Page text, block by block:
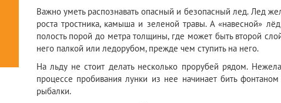
Важно уметь распознавать опасный и безопасный лед. Лед
роста тростника, камыша и зеленой травы. А «навесной»
полость порой до метра толщины, где может быть второй
него палкой или ледорубом, прежде чем ступить на него.
На льду не стоит делать несколько прорубей рядом.
процессе пробивания лунки из нее начинает бить
рыбалки.